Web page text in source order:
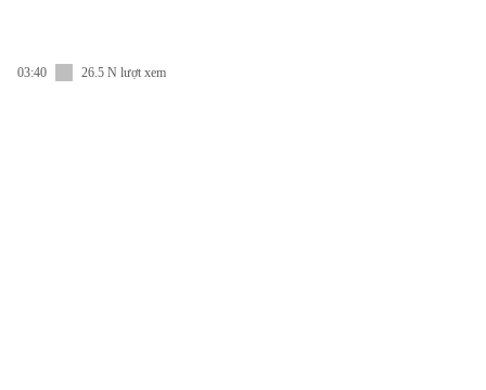
03:40 26.5 N lượt xem